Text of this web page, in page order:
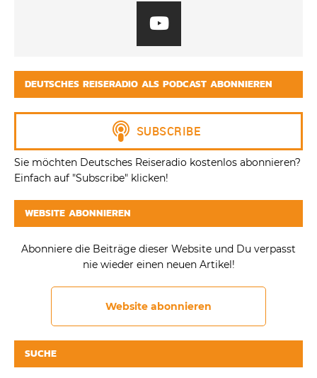
DEUTSCHES REISERADIO ALS PODCAST ABONNIEREN
Sie möchten Deutsches Reiseradio kostenlos abonnieren?
Einfach auf "Subscribe" klicken!
WEBSITE ABONNIEREN
Abonniere die Beiträge dieser Website und Du verpasst
nie wieder einen neuen Artikel!
Website abonnieren
SUCHE